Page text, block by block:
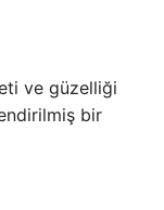
ve güzelliği
bir